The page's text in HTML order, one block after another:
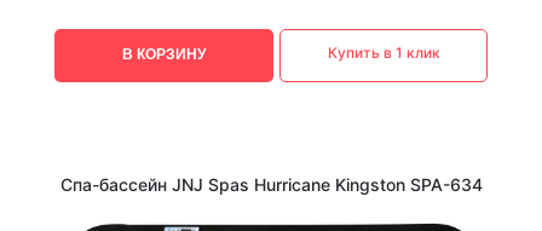
В КОРЗИНУ Купить в 1 клик
Спа-бассейн JNJ Spas Hurricane Kingston SPA-634